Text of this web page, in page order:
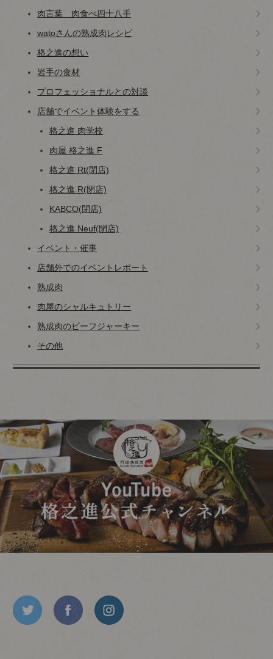
肉言葉 肉食べ四十八手
watoさんの熟成肉レシピ
格之進の想い
岩手の食材
プロフェッショナルとの対談
店舗でイベント体験をする
格之進 肉学校
肉屋 格之進 F
格之進 Rt(閉店)
格之進 R(閉店)
KABCO(閉店)
格之進 Neuf(閉店)
イベント・催事
店舗外でのイベントレポート
熟成肉
肉屋のシャルキュトリー
熟成肉のビーフジャーキー
その他